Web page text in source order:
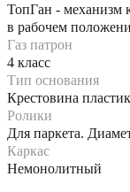
ТопГан - механизм
в рабочем
Газ патрон
4 класс
Тип основания
Крестовина
Ролики
Для паркета.
Каркас
Немонолитный